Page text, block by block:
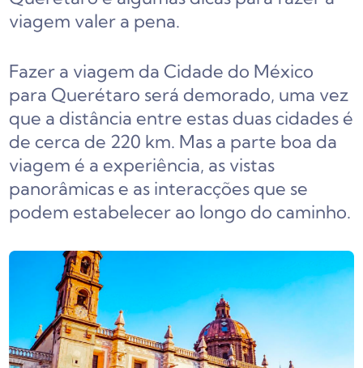
viagem valer a pena.
Fazer a viagem da Cidade do México
para Querétaro será demorado, uma vez
que a distância entre estas duas cidades é
de cerca de 220 km. Mas a parte boa da
viagem é a experiência, as vistas
panorâmicas e as interacções que se
podem estabelecer ao longo do caminho.